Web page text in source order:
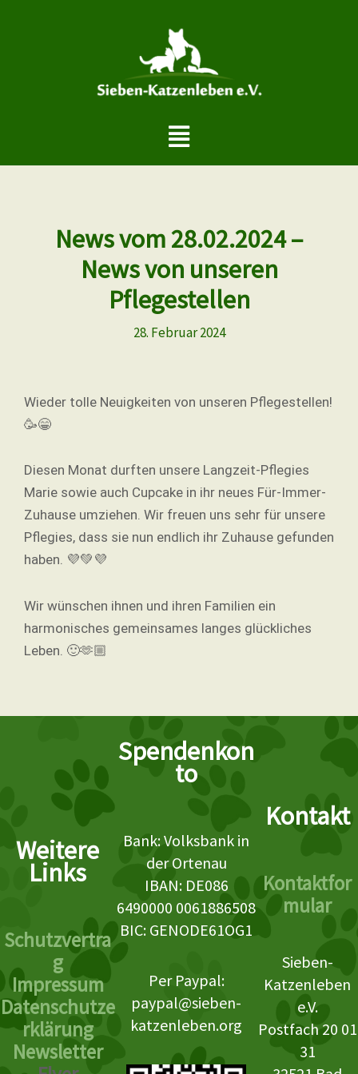
Menü
News vom 28.02.2024 –
News von unseren
Pflegestellen
28. Februar 2024
Wieder tolle Neuigkeiten von unseren Pflegestellen!
🥳😁
Diesen Monat durften unsere Langzeit-Pflegies
Marie sowie auch Cupcake in ihr neues Für-Immer-
Zuhause umziehen. Wir freuen uns sehr für unsere
Pflegies, dass sie nun endlich ihr Zuhause gefunden
haben. 💜💚 💜
Wir wünschen ihnen und ihren Familien ein
harmonisches gemeinsames langes glückliches
Leben. 🙂🫶🏼
Weitere
Links
Schutzvertra
g
Impressum
Datenschutze
rklärung
Newsletter
Spendenkon
to
Bank: Volksbank in
der Ortenau
IBAN: DE086
6490000 0061886508
BIC: GENODE61OG1
Per Paypal:
paypal@sieben-
katzenleben.org
Kontakt
Kontaktfor
mular
Sieben-
Katzenleben
e.V.
Postfach 20 01
31